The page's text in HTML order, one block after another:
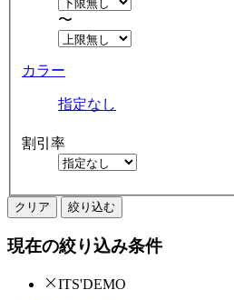
〜
カラー
指定なし
割引率
クリア 絞り込む
現在の絞り込み条件
ITS'DEMO